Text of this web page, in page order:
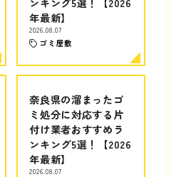
年最新】
2026.08.07
ゴミ屋敷
奈良県の溜まったゴ
ミ処分に対応する片
付け業者おすすめラ
ンキング5選！【2026
年最新】
2026.08.07